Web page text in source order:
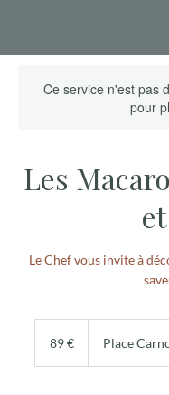
Ce service n'est pas
pour
Les
Le Chef vous invite à
89 € Place